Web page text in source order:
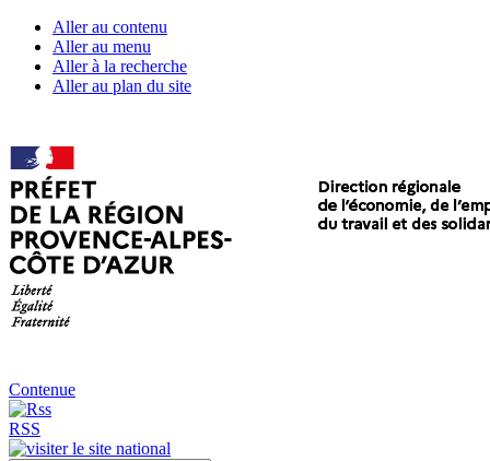
Aller au contenu
Aller au menu
Aller à la recherche
Aller au plan du site
Contenue
RSS